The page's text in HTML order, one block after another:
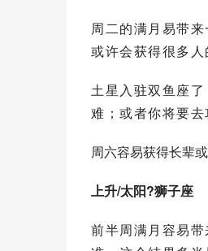
周二的满月易带
或许会获得很多人
土星入驻双鱼座
难；或者你将要
周六容易获得长辈
上升/太阳?狮子座
前半周满月容易